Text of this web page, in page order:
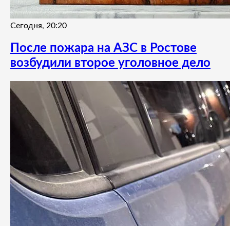
Сегодня, 20:20
После пожара на АЗС в Ростове
возбудили второе уголовное дело